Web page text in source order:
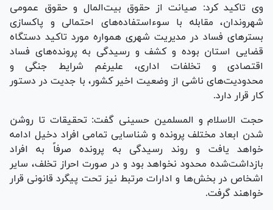
وی تاکید کرد: صیانت از حقوق بیت‌المال و حقوق عمومی
شهروندان، مقابله با سوءاستفاده‌های احتمالی و پاکسازی
بستر‌های فساد در مدیریت شهری همواره مورد تاکید دستگاه
قضایی استان بوده و کشف و رسیدگی به پرونده‌های فساد
اقتصادی و تخلفات اداری، علیرغم شرایط جنگی و
محدودیت‌های ناشی از وضعیت اخیر کشور، با جدیت در دستور
کار قرار دارد.
حجت الاسلام و المسلمین حسینی گفت: تحقیقات تا روشن
شدن ابعاد مختلف پرونده و شناسایی تمامی افراد دخیل ادامه
خواهد یافت و روند رسیدگی به پرونده صرفاً به افراد
بازداشت‌شده محدود نخواهد بود و در صورت احراز تخلف، سایر
اشخاص در بخش‌ها و ادارات مرتبط نیز تحت پیگرد قانونی قرار
خواهند گرفت.